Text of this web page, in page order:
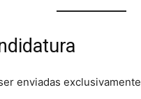
enviadas